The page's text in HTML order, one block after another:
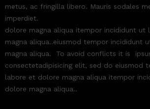
metus, ac fringilla libero. Mauris sodales
imperdiet.
dolore magna aliqua itempor incididunt ut
magna aliqua..eiusmod tempor incididunt
magna aliqua. To avoid conflicts it is
consectetadipisicing elit, sed do eiusmod
labore et dolore magna aliqua itempor
dolore magna aliqua..